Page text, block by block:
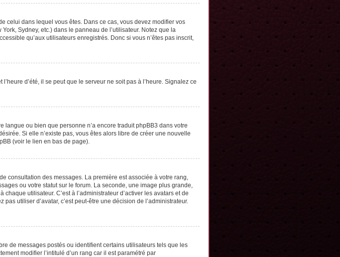
celui dans lequel vous êtes. Dans ce cas, vous devez modifier vos
Sydney, etc.) dans le panneau de l’utilisateur. Notez que la
qu’aux utilisateurs enregistrés. Donc si vous n’êtes pas inscrit,
d’été, il se peut que le serveur ne soit pas à l’heure. Signalez ce
langue ou bien que personne n’a encore traduit phpBB3 dans votre
Si elle n’existe pas, vous êtes alors libre de créer une nouvelle
(voir le lien en bas de page).
consultation des messages. La première est associée à votre rang,
ou votre statut sur le forum. La seconde, une image plus grande,
utilisateur. C’est à l’administrateur d’activer les avatars et de
utiliser d’avatar, c’est peut-être une décision de l’administrateur.
de messages postés ou identifient certains utilisateurs tels que les
modifier l’intitulé d’un rang car il est paramétré par